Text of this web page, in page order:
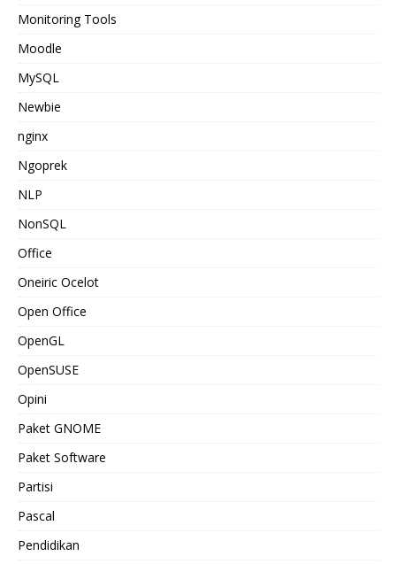
Monitoring Tools
Moodle
MySQL
Newbie
nginx
Ngoprek
NLP
NonSQL
Office
Oneiric Ocelot
Open Office
OpenGL
OpenSUSE
Opini
Paket GNOME
Paket Software
Partisi
Pascal
Pendidikan